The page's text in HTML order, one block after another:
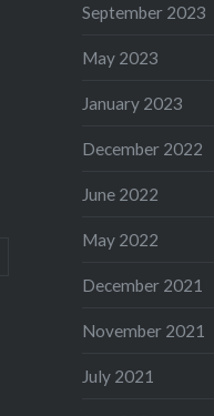
September 2023
May 2023
January 2023
December 2022
June 2022
May 2022
December 2021
November 2021
July 2021